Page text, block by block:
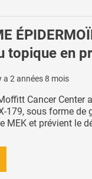
topique en
a 2 années 8 mois
Cancer Center
179, sous forme de
MEK et prévient le